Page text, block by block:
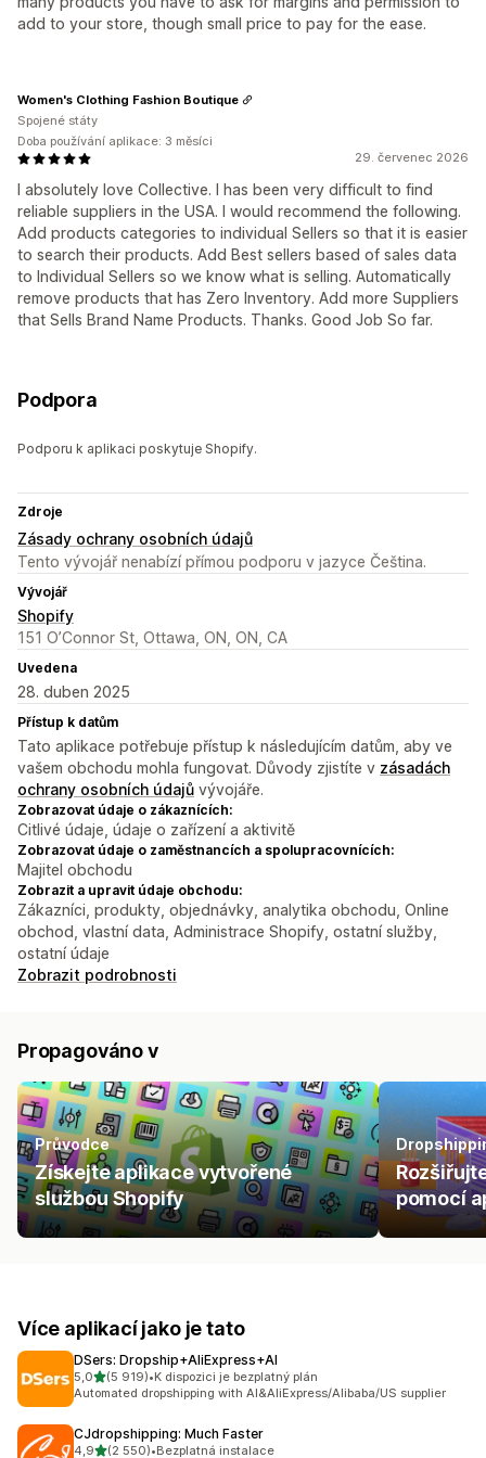
add to your store, though small price to pay for the ease.
29. červenec 2026
I absolutely love Collective. I has been very difficult to find
reliable suppliers in the USA. I would recommend the following.
Add products categories to individual Sellers so that it is easier
to search their products. Add Best sellers based of sales data
to Individual Sellers so we know what is selling. Automatically
remove products that has Zero Inventory. Add more Suppliers
that Sells Brand Name Products. Thanks. Good Job So far.
Women's Clothing Fashion Boutique
Spojené státy
Doba používání aplikace: 3 měsíci
Podpora
Podporu k aplikaci poskytuje Shopify.
Zdroje
Zásady ochrany osobních údajů
Tento vývojář nenabízí přímou podporu v jazyce Čeština.
Vývojář
Shopify
151 O’Connor St, Ottawa, ON, ON, CA
Uvedena
28. duben 2025
Přístup k datům
Tato aplikace potřebuje přístup k následujícím datům, aby ve
vašem obchodu mohla fungovat. Důvody zjistíte v zásadách
ochrany osobních údajů vývojáře.
Zobrazovat údaje o zákaznících:
Citlivé údaje, údaje o zařízení a aktivitě
Zobrazovat údaje o zaměstnancích a spolupracovnících:
Majitel obchodu
Zobrazit a upravit údaje obchodu:
Zákazníci, produkty, objednávky, analytika obchodu, Online
obchod, vlastní data, Administrace Shopify, ostatní služby,
ostatní údaje
Zobrazit podrobnosti
Propagováno v
Průvodce
Získejte aplikace vytvořené
službou Shopify
pomocí
Více aplikací jako je tato
DSers: Dropship+AliExpress+AI
5,0z 5 hvězd
(5 919)
Celkový počet recenzí: 5919
•K dispozici je bezplatný plán
Automated dropshipping with AI&AliExpress/Alibaba/US supplier
CJdropshipping: Much Faster
4,9z 5 hvězd
(2 550)•Bezplatná instalace